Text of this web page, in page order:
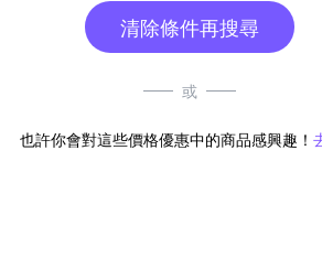
清除條件再搜尋
或
也許你會對這些價格優惠中的商品感興趣！